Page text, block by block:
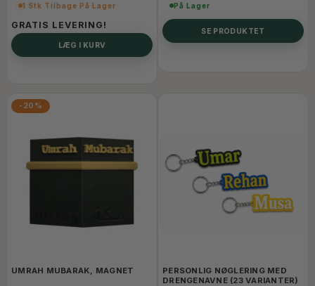
1 Stk Tilbage På Lager
GRATIS LEVERING!
LÆG I KURV
På Lager
SE PRODUKTET
-20%
UMRAH MUBARAK, MAGNET
PERSONLIG NØGLERING MED
DRENGENAVNE (23 VARIANTER)